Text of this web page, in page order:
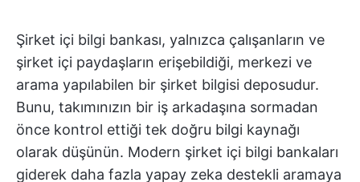
Şirket içi bilgi bankası, yalnızca çalışanların ve
şirket içi paydaşların erişebildiği, merkezi ve
arama yapılabilen bir şirket bilgisi deposudur.
Bunu, takımınızın bir iş arkadaşına sormadan
önce kontrol ettiği tek doğru bilgi kaynağı
olarak düşünün. Modern şirket içi bilgi bankaları
giderek daha fazla yapay zeka destekli aramaya